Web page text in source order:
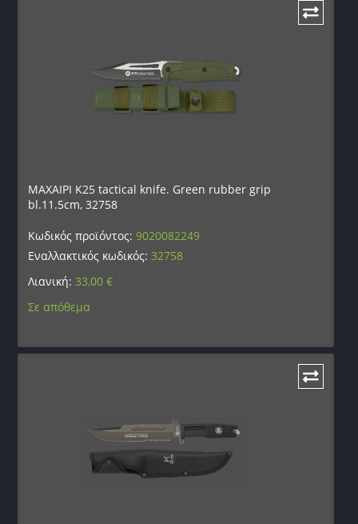
ΜΑΧΑΙΡΙ K25 tactical knife. Green rubber grip
bl.11.5cm, 32758
Κωδικός προϊόντος:9020082249
Εναλλακτικός κωδικός: 32758
Λιανική: 33,00€
Σε απόθεμα